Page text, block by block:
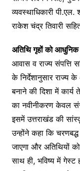
व्यवस्थाधिकारी
राकेश चंद्र तिवारी
अतिथि गृहों को आधुनिक
आवास व राज्य संपत्ति
के निर्देशानुसार राज्य
बनाने की दिशा में
का नवीनीकरण केवल
इसमें उत्तराखंड की
उन्होंने कहा कि
जाएगा और अतिथियों
साथ ही, भविष्य में